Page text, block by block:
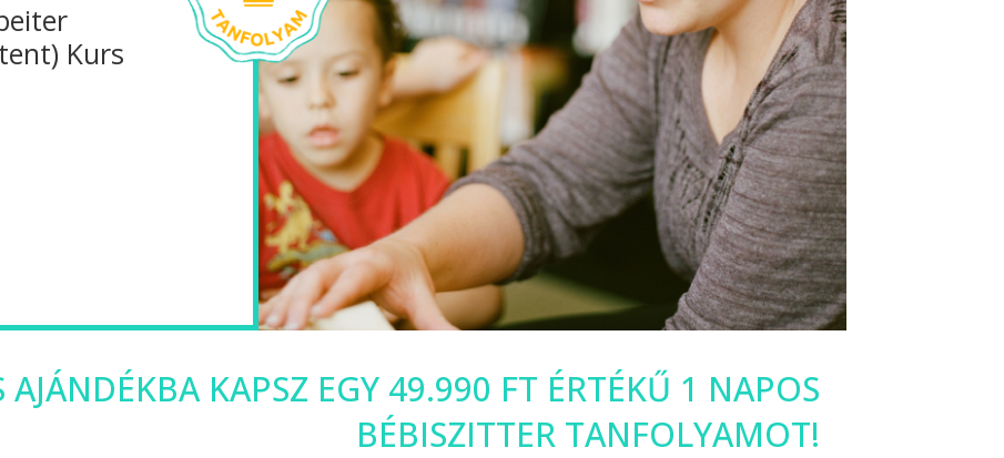
Kurs
AJÁNDÉKBA KAPSZ EGY 49.990 FT ÉRTÉKŰ 1 NAPOS
BÉBISZITTER TANFOLYAMOT!